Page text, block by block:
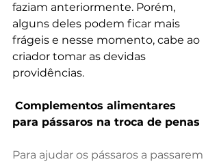
faziam anteriormente. Porém,
alguns deles podem ficar mais
frágeis e nesse momento, cabe ao
criador tomar as devidas
providências.
Complementos alimentares
para pássaros na troca de penas
Para ajudar os pássaros a passarem